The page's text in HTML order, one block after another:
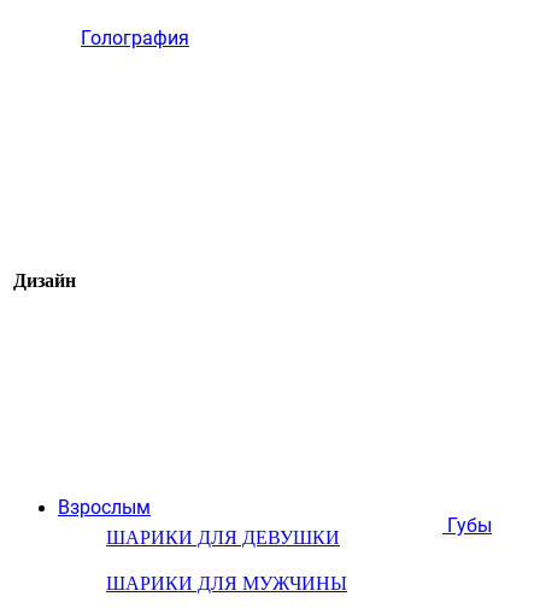
Взрослым
ШАРИКИ ДЛЯ ДЕВУШКИ
ШАРИКИ ДЛЯ МУЖЧИНЫ
Дизайн
Голография
Губы